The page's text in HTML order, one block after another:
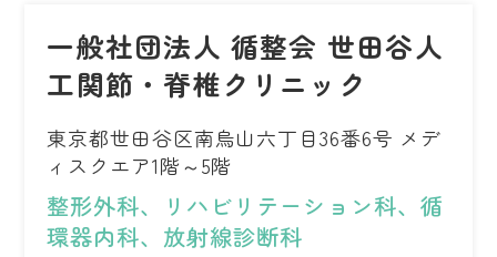
一般社団法人 循整会 世田谷人
工関節・脊椎クリニック
東京都世田谷区南烏山六丁目36番6号 メデ
ィスクエア1階～5階
整形外科、リハビリテーション科、循
環器内科、放射線診断科